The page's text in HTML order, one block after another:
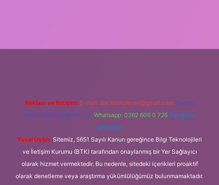
Reklam ve İletişim: E-mail: backlinkpaneli@gmail.com Teams:
forumhizmeti@gmail.com Whatsapp: 0262 606 0 726 Telegram:
@karabul
Yasal Uyarı: Sitemiz, 5651 Sayılı Kanun gereğince Bilgi Teknolojileri
ve İletişim Kurumu (BTK) tarafından onaylanmış bir Yer Sağlayıcı
olarak hizmet vermektedir. Bu nedenle, sitedeki içerikleri proaktif
olarak denetleme veya araştırma yükümlülüğümüz bulunmamaktadır.